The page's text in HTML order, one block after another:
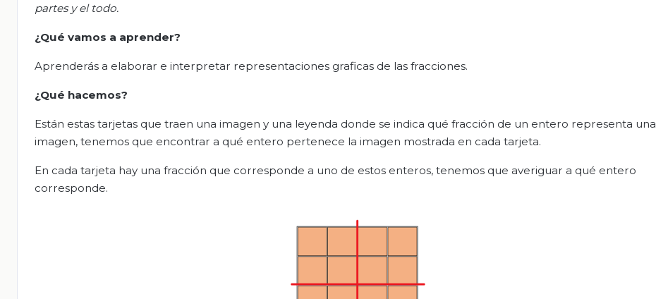
partes y el todo.
¿Qué vamos a aprender?
Aprenderás a elaborar e interpretar representaciones graficas de las fracciones.
¿Qué hacemos?
Están estas tarjetas que traen una imagen y una leyenda donde se indica qué fracción de un entero representa una
imagen, tenemos que encontrar a qué entero pertenece la imagen mostrada en cada tarjeta.
En cada tarjeta hay una fracción que corresponde a uno de estos enteros, tenemos que averiguar a qué entero
corresponde.